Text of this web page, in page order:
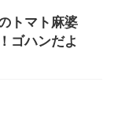
トマト麻婆
ゴハンだよ